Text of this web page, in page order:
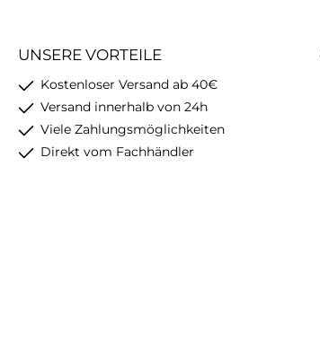
UNSERE VORTEILE
Kostenloser Versand ab 40€
Versand innerhalb von 24h
Viele Zahlungsmöglichkeiten
Direkt vom Fachhändler